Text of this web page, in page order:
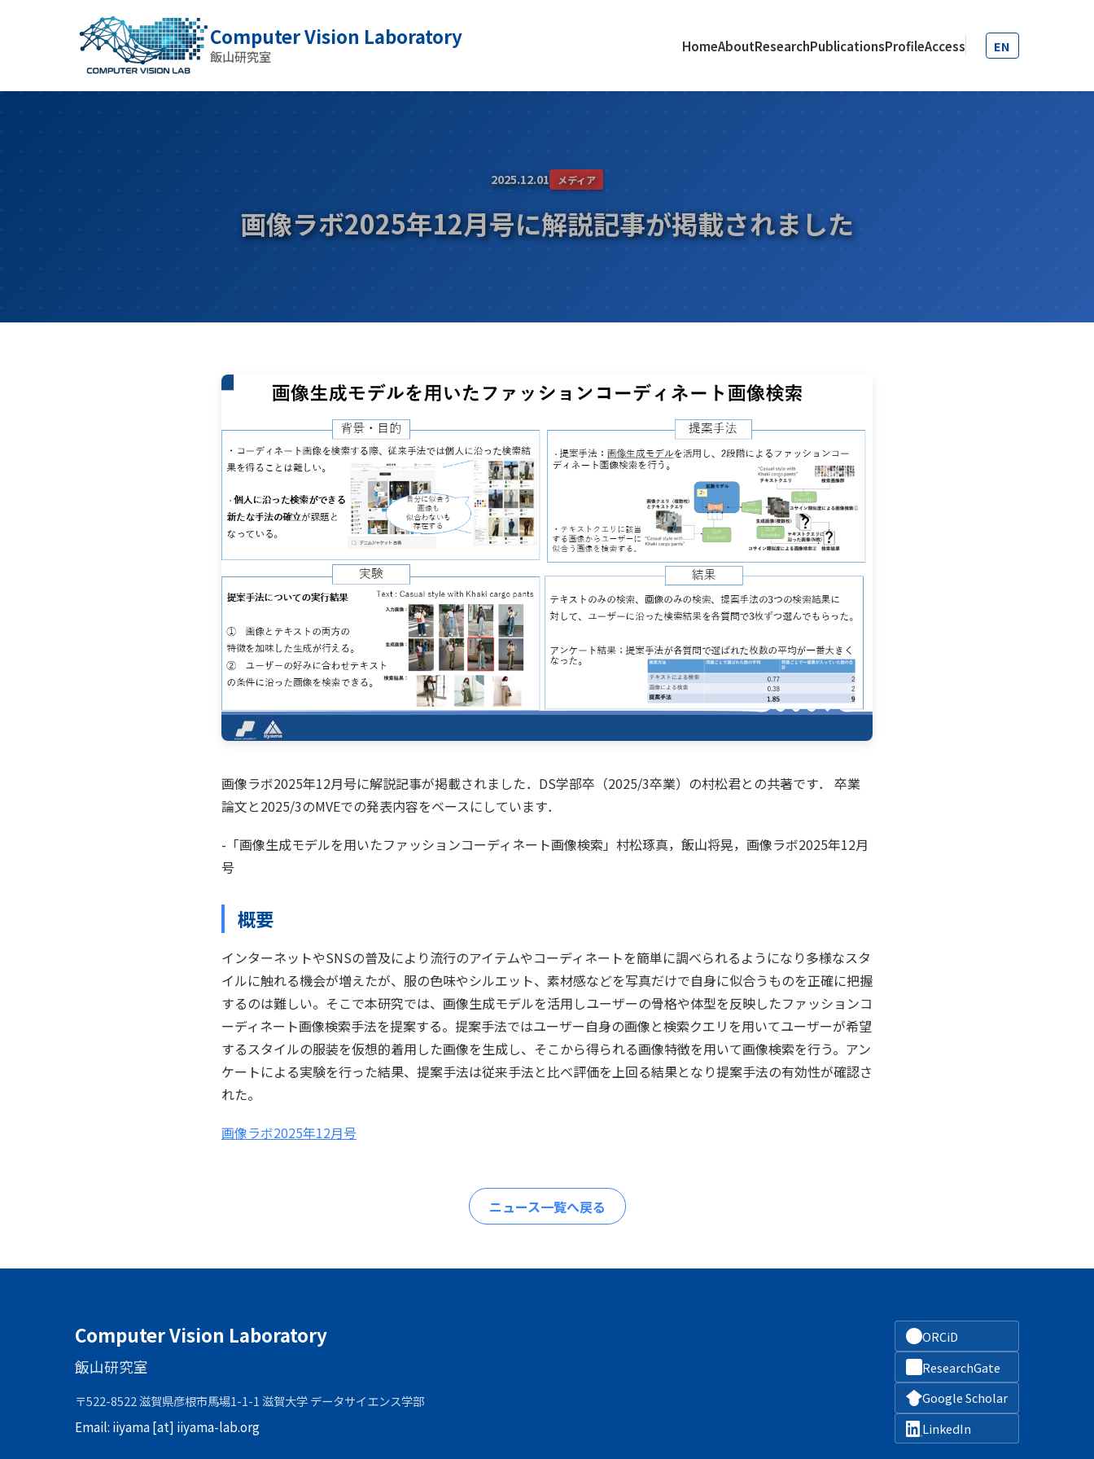
Computer Vision Laboratory
飯山研究室
HomeAboutResearchPublicationsProfileAccess EN
2025.12.01 メディア
画像ラボ2025年12月号に解説記事が掲載されました
画像ラボ2025年12月号に解説記事が掲載されました．DS学部卒（2025/3卒業）の村松君との共著です． 卒業
論文と2025/3のMVEでの発表内容をベースにしています．
-「画像生成モデルを用いたファッションコーディネート画像検索」村松琢真，飯山将晃，画像ラボ2025年12月
号
概要
インターネットやSNSの普及により流行のアイテムやコーディネートを簡単に調べられるようになり多様なスタ
イルに触れる機会が増えたが、服の色味やシルエット、素材感などを写真だけで自身に似合うものを正確に把握
するのは難しい。そこで本研究では、画像生成モデルを活用しユーザーの骨格や体型を反映したファッションコ
ーディネート画像検索手法を提案する。提案手法ではユーザー自身の画像と検索クエリを用いてユーザーが希望
するスタイルの服装を仮想的着用した画像を生成し、そこから得られる画像特徴を用いて画像検索を行う。アン
ケートによる実験を行った結果、提案手法は従来手法と比べ評価を上回る結果となり提案手法の有効性が確認さ
れた。
画像ラボ2025年12月号
ニュース一覧へ戻る
Computer Vision Laboratory
飯山研究室
〒522-8522 滋賀県彦根市馬場1-1-1 滋賀大学 データサイエンス学部
Email: iiyama [at] iiyama-lab.org
ORCiD
ResearchGate
Google Scholar
LinkedIn